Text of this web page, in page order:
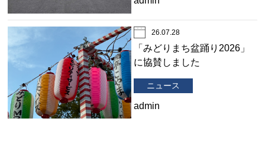
26.07.28
「みどりまち盆踊り2026」
に協賛しました
ニュース
admin